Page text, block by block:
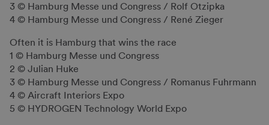
3 © Hamburg Messe und Congress / Rolf Otzipka
4 © Hamburg Messe und Congress / René Zieger
Often it is Hamburg that wins the race
1 © Hamburg Messe und Congress
2 © Julian Huke
3 © Hamburg Messe und Congress / Romanus Fuhrmann
4 © Aircraft Interiors Expo
5 © HYDROGEN Technology World Expo